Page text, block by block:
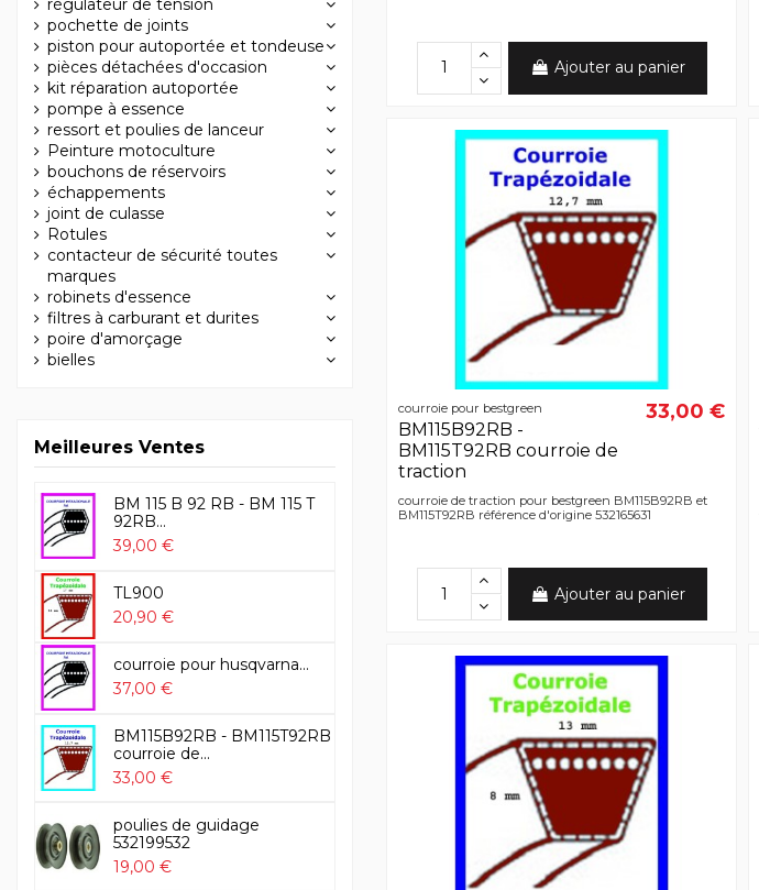
Ajouter au panier
courroie pour bestgreen
BM115B92RB -
BM115T92RB courroie de
traction
33,00 €
courroie de traction pour bestgreen BM115B92RB et
BM115T92RB référence d'origine 532165631
Ajouter au panier
régulateur de tension
pochette de joints
piston pour autoportée et tondeuse
pièces détachées d'occasion
kit réparation autoportée
pompe à essence
ressort et poulies de lanceur
Peinture motoculture
bouchons de réservoirs
échappements
joint de culasse
Rotules
contacteur de sécurité toutes
marques
robinets d'essence
filtres à carburant et durites
poire d'amorçage
bielles
Meilleures Ventes
BM 115 B 92 RB - BM 115 T
92RB...
39,00 €
TL900
20,90 €
courroie pour husqvarna...
37,00 €
BM115B92RB - BM115T92RB
courroie de...
33,00 €
poulies de guidage
532199532
19,00 €